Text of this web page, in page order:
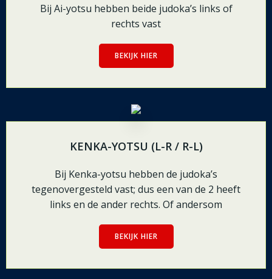
Bij Ai-yotsu hebben beide judoka’s links of
rechts vast
BEKIJK HIER
KENKA-YOTSU (L-R / R-L)
Bij Kenka-yotsu hebben de judoka’s
tegenovergesteld vast; dus een van de 2 heeft
links en de ander rechts. Of andersom
BEKIJK HIER